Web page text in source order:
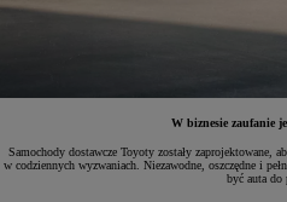
W biznesie zaufanie
Samochody dostawcze Toyoty zostały zaprojektowane,
w codziennych wyzwaniach. Niezawodne, oszczędne i
być auta do